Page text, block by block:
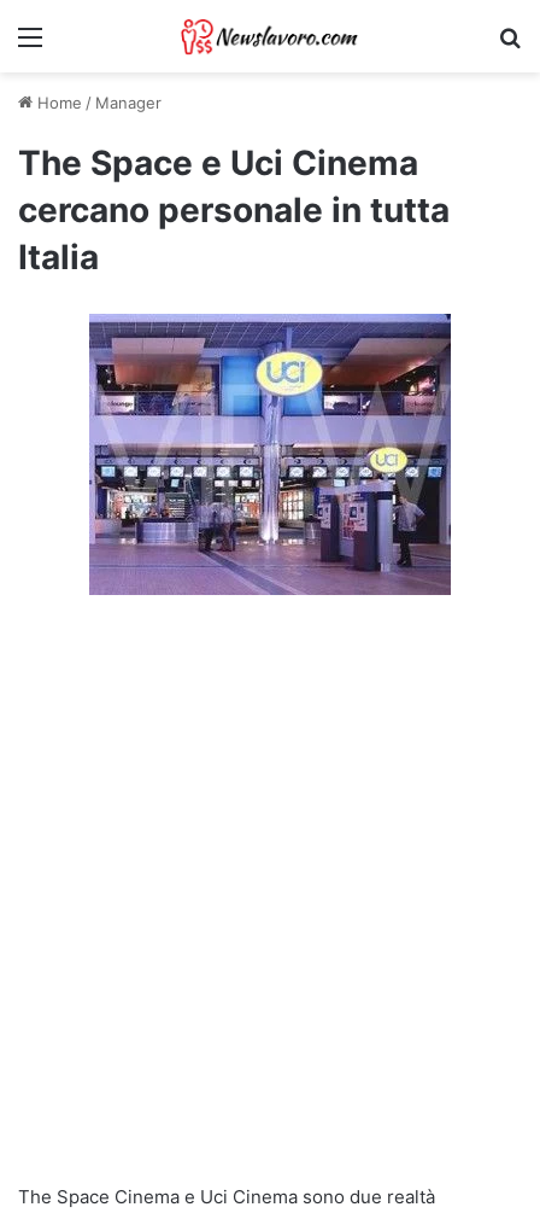
Menu
Home / Manager
The Space e Uci Cinema
cercano personale in tutta
Italia
The Space Cinema e Uci Cinema sono due realtà